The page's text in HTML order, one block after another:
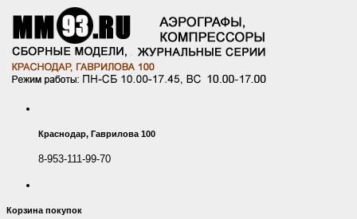
Краснодар, Гаврилова 100
8-953-111-99-70
Корзина покупок